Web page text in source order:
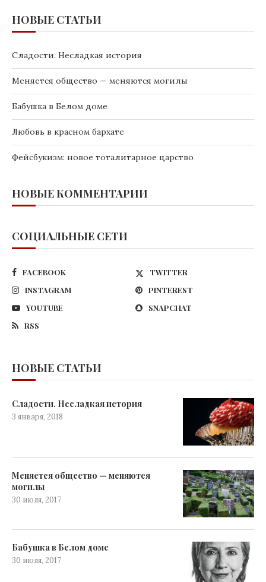
НОВЫЕ СТАТЬИ
Сладости. Несладкая история
Меняется общество — меняются могилы
Бабушка в Белом доме
Любовь в красном бархате
Фейсбукизм: новое тоталитарное царство
НОВЫЕ КОММЕНТАРИИ
СОЦИАЛЬНЫЕ СЕТИ
FACEBOOK
TWITTER
INSTAGRAM
PINTEREST
YOUTUBE
SNAPCHAT
RSS
НОВЫЕ СТАТЬИ
Сладости. Несладкая история
3 января, 2018
Меняется общество — меняются
могилы
30 июля, 2017
Бабушка в Белом доме
30 июля, 2017